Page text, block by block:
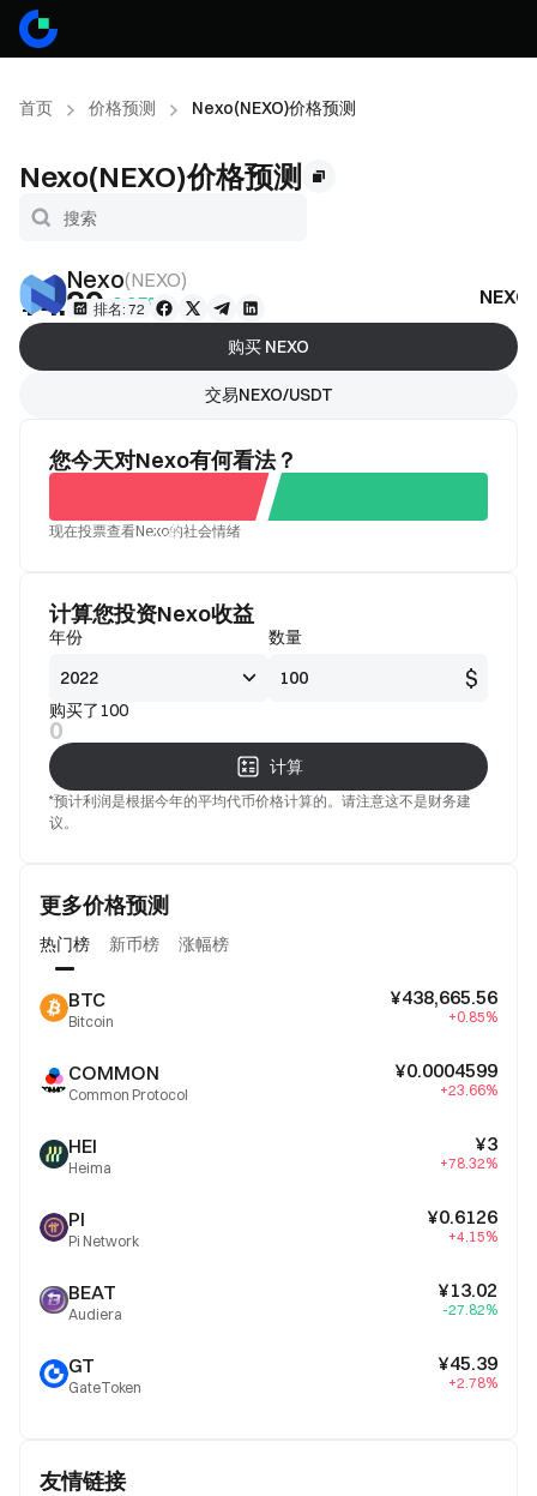
首页 价格预测 Nexo(NEXO)价格预测
Nexo(NEXO)价格预测
Nexo(NEXO)
排名: 72
¥4.89-0.25%
购买 NEXO
交易NEXO/USDT
您今天对Nexo有何看法？
看好
不看
现在投票查看Nexo的社会情绪
计算您投资Nexo收益
年份 数量
$
购买了100
0
计算
*预计利润是根据今年的平均代币价格计算的。请注意这不是财务建
议。
更多价格预测
热门榜 新币榜 涨幅榜
BTC
Bitcoin
¥438,665.56
+0.85%
COMMON
Common Protocol
¥0.0004599
+23.66%
HEI
Heima
¥3
+78.32%
PI
Pi Network
¥0.6126
+4.15%
BEAT
Audiera
¥13.02
-27.82%
GT
GateToken
¥45.39
+2.78%
友情链接